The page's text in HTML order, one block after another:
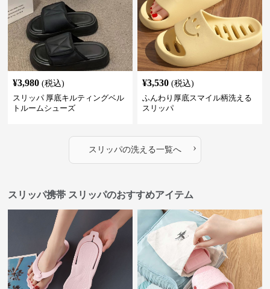
¥3,980 (税込)
スリッパ 厚底キルティングベル
トルームシューズ
¥3,530 (税込)
ふんわり厚底スマイル柄洗える
スリッパ
スリッパの洗える一覧へ ›
スリッパ携帯 スリッパのおすすめアイテム